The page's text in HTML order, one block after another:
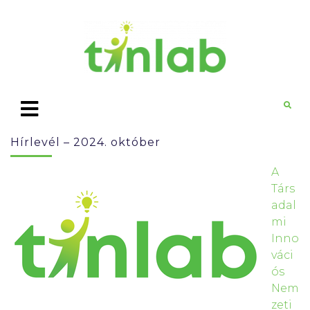
Hírlevél – 2024. október
A
Társ
adal
mi
Inno
váci
ós
Nem
zeti